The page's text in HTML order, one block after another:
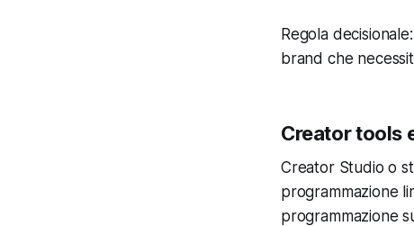
Regola
brand che
Creator tools
Creator Studio o
programmazione
programmazione